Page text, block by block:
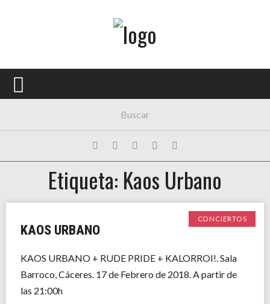
PORTADA
FESTIVALES
EXPOSICIONES
HISTORIAS
Etiqueta: Kaos Urbano
CONCIERTOS
KAOS URBANO
KAOS URBANO + RUDE PRIDE + KALORROI!. Sala
Barroco, Cáceres. 17 de Febrero de 2018. A partir de
las 21:00h